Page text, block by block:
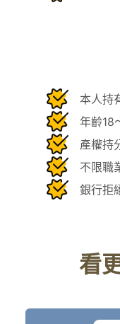
本人持
年齡18
產權持
不限職
銀行拒
看